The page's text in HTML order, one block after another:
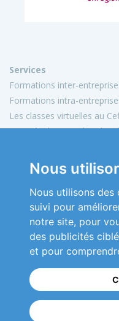
Nous
Nous utilisons
suivi pour
notre site, pour
des publicités
et pour
Services
Formations inter-
Formations intra-
Les classes virtuelles au
Activités de conseil et
Informations
Mon compte
Plan du site
Mentions légales
Conditions générales de
Nous contacter
Copyright 2026 © Cefira
Réalisationckc-net.com